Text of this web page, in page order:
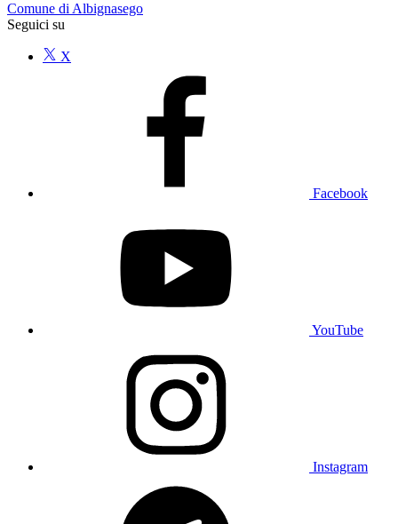
Comune di Albignasego
Seguici su
X
Facebook
YouTube
Instagram